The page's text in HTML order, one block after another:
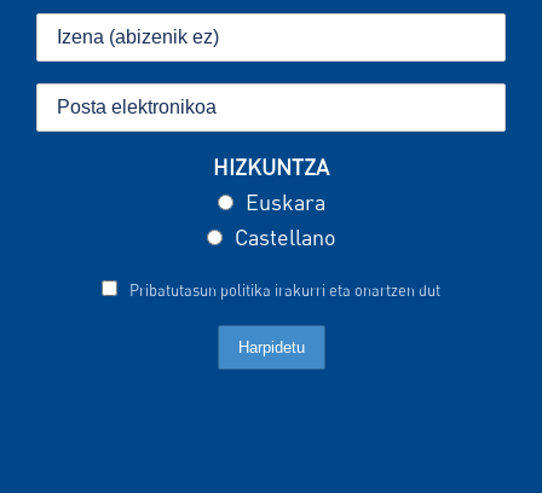
HIZKUNTZA
Euskara
Castellano
Pribatutasun politika irakurri eta onartzen dut